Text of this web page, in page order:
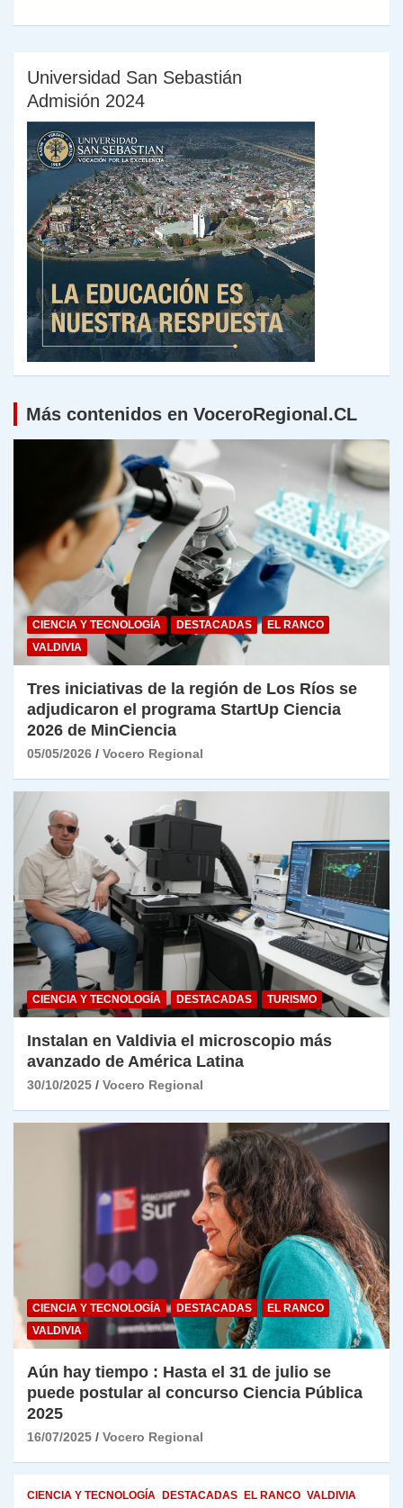
Universidad San Sebastián
Admisión 2024
Más contenidos en VoceroRegional.CL
CIENCIA Y TECNOLOGÍA DESTACADAS
EL RANCO
VALDIVIA
Tres iniciativas de la región de Los Ríos se
adjudicaron el programa StartUp Ciencia
2026 de MinCiencia
05/05/2026 Vocero Regional
CIENCIA Y TECNOLOGÍA DESTACADAS TURISMO
Instalan en Valdivia el microscopio más
avanzado de América Latina
30/10/2025 Vocero Regional
CIENCIA Y TECNOLOGÍA DESTACADAS
EL RANCO
VALDIVIA
Aún hay tiempo : Hasta el 31 de julio se
puede postular al concurso Ciencia Pública
2025
16/07/2025 Vocero Regional
CIENCIA Y TECNOLOGÍA DESTACADAS EL RANCO VALDIVIA